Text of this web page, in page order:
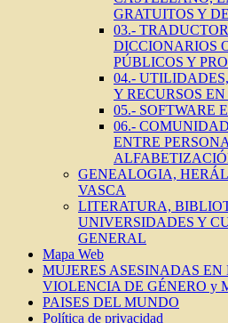
GRATUITOS Y
03.-
DICCIONARIOS
PÚBLICOS Y
04.-
Y RECURSOS
05.- SOFTWARE
06.-
ENTRE
GENEALOGIA,
VASCA
LITERATURA,
UNIVERSIDADES Y
GENERAL
Mapa Web
MUJERES ASESINADAS EN
VIOLENCIA DE GÉNERO y
PAISES DEL MUNDO
Política de privacidad